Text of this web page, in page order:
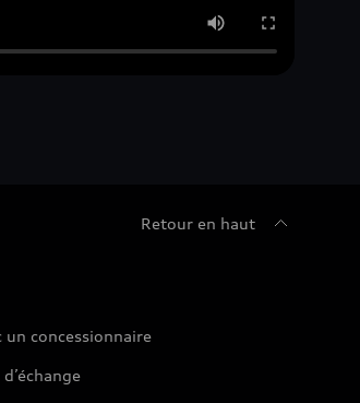
Retour en haut
un concessionnaire